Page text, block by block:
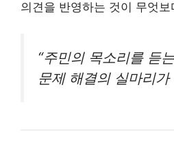
의견을 반영하는 것이 무엇
“주민의 목소리를 듣
문제 해결의 실마리가